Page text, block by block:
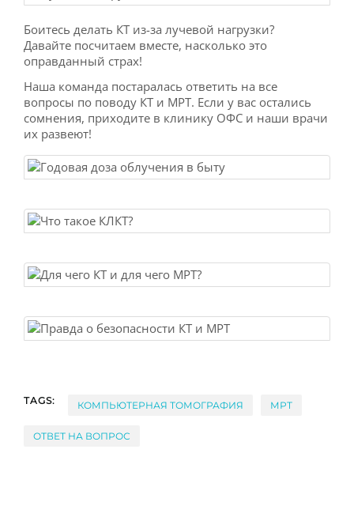
Боитесь делать КТ из-за лучевой нагрузки?
Давайте посчитаем вместе, насколько это
оправданный страх!
Наша команда постаралась ответить на все
вопросы по поводу КТ и МРТ. Если у вас остались
сомнения, приходите в клинику ОФС и наши врачи
их развеют!
TAGS: КОМПЬЮТЕРНАЯ ТОМОГРАФИЯ МРТ
ОТВЕТ НА ВОПРОС